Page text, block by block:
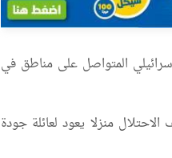
الاحتلال الإسرائيلي المتواصل على مناطق في
قصف الاحتلال منزلا يعود لعائلة جودة